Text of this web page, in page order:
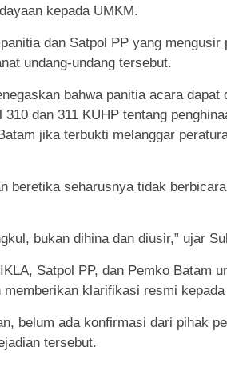
kepada UMKM.
dan Satpol PP yang mengusir
undang-undang tersebut.
bahwa panitia acara dapat
dan 311 KUHP tentang
jika terbukti melanggar
beretika seharusnya tidak
bukan dihina dan diusir,” ujar
Satpol PP, dan Pemko Batam
memberikan klarifikasi resmi
belum ada konfirmasi dari pihak
tersebut.